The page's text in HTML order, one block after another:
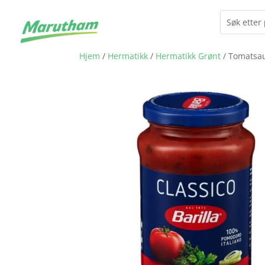
Hjem / Hermatikk / Hermatikk Grønt /